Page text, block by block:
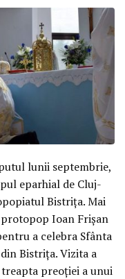
lunii septembrie,
eparhial de Cluj-
Bistrița. Mai
Ioan Frișan
a celebra Sfânta
Bistrița. Vizita a
preoției a unui